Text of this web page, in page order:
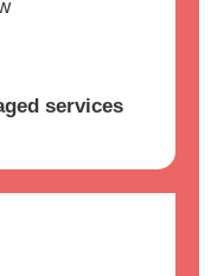
services